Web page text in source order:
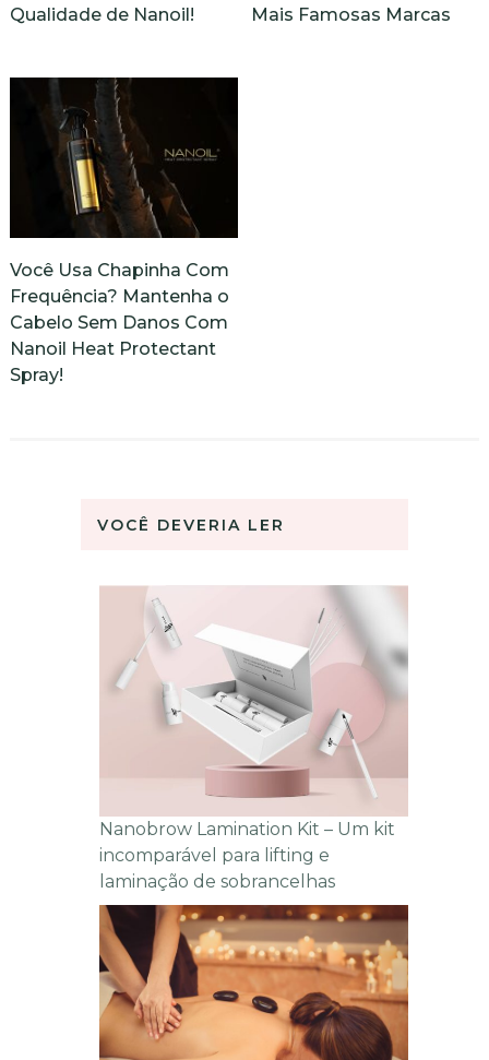
Qualidade de Nanoil!
Mais Famosas Marcas
Você Usa Chapinha Com
Frequência? Mantenha o
Cabelo Sem Danos Com
Nanoil Heat Protectant
Spray!
VOCÊ DEVERIA LER
Nanobrow Lamination Kit – Um kit
incomparável para lifting e
laminação de sobrancelhas